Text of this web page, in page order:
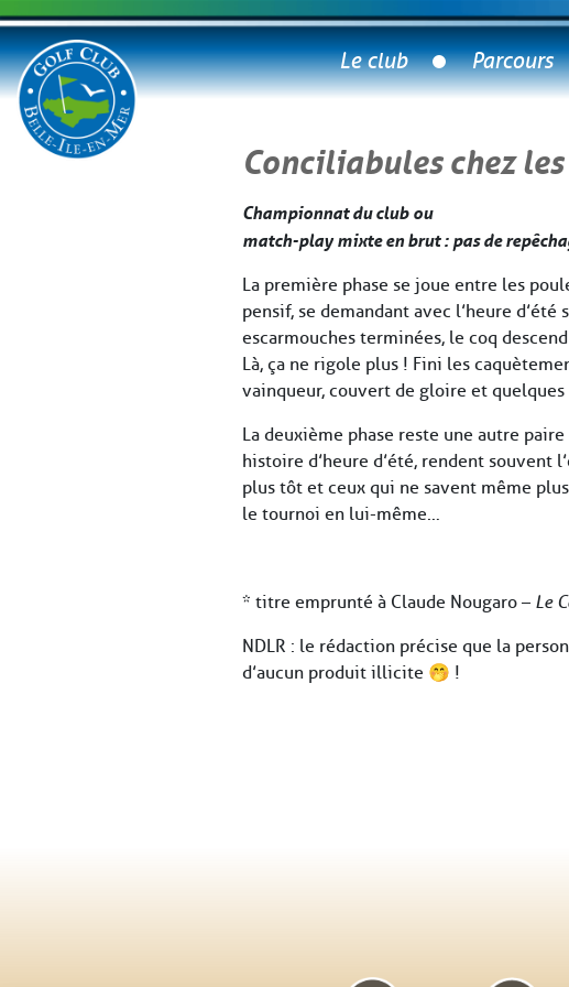
Le club Parcours
Conciliabules chez
Championnat du club ou
match-play mixte en brut : pas de
La première phase se joue entre les
pensif, se demandant avec l’heure
escarmouches terminées, le coq
Là, ça ne rigole plus ! Fini les
vainqueur, couvert de gloire et quelques
La deuxième phase reste une autre
histoire d’heure d’été, rendent souvent
plus tôt et ceux qui ne savent même
le tournoi en lui-même…
* titre emprunté à Claude Nougaro – Le
NDLR : le rédaction précise que la
d’aucun produit illicite 🤭 !